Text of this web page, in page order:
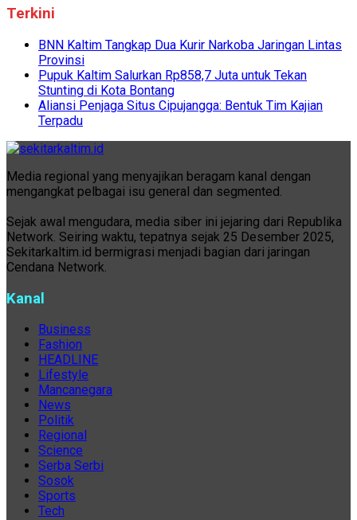
Terkini
BNN Kaltim Tangkap Dua Kurir Narkoba Jaringan Lintas
Provinsi
Pupuk Kaltim Salurkan Rp858,7 Juta untuk Tekan
Stunting di Kota Bontang
Aliansi Penjaga Situs Cipujangga: Bentuk Tim Kajian
Terpadu
Media regional yang menyajikan beragam kanal dengan
mengangkat pelbagai isu general dan segmented.
Sejak awal mengudara, media siber ini jejaring dari Republika
Network. Seiring waktu, tepatnya sejak 25 Desember 2025,
Sekitarkaltim.id bermigrasi menjadi bagian dari jaringan
Cendana Network.
Kanal
Business
Fashion
HEADLINE
Lifestyle
Mancanegara
News
Politik
Regional
Science
Serba Serbi
Sosok
Sports
Tech